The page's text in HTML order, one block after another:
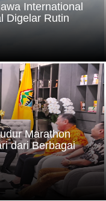
International
Digelar Rutin
Marathon
dari Berbagai